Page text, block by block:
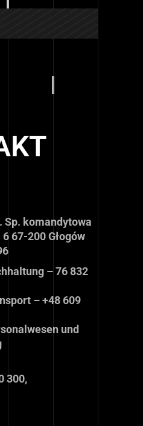
Sp. komandytowa
67-200 Głogów
– 76 832
– +48 609
und
300,